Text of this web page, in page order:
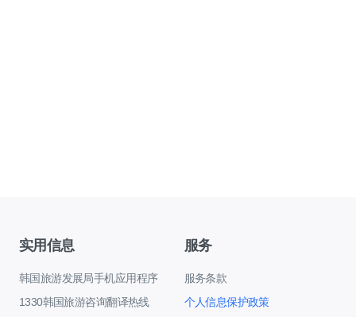
实用信息
韩国旅游发展局手机应用程序
1330韩国旅游咨询翻译热线
服务
服务条款
个人信息保护政策